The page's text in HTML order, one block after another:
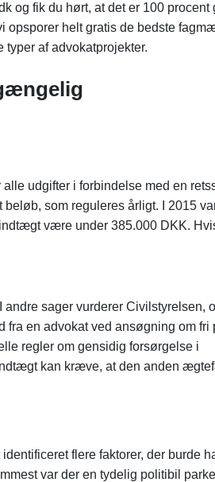
og fik du hørt, at det er 100 procent
opsporer helt gratis de bedste
typer af advokatprojekter.
udgifter i forbindelse med en
som reguleres årligt. I 2015
være under 385.000 DKK.
sager vurderer Civilstyrelsen,
fra en advokat ved ansøgning om fri
regler om gensidig forsørgelse i
kan kræve, at den anden
flere faktorer, der burde
var der en tydelig politibil